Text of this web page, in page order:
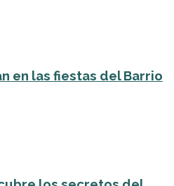
en las fiestas del Barrio